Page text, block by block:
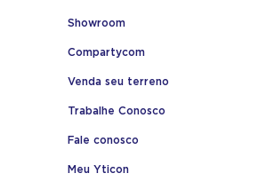
Showroom
Compartycom
Venda seu terreno
Trabalhe Conosco
Fale conosco
Meu Yticon